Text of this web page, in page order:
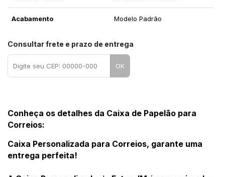
Acabamento Modelo Padrão
Consultar frete e prazo de entrega
OK
Conheça os detalhes da Caixa de Papelão para
Correios:
Caixa Personalizada para Correios, garante uma
entrega perfeita!